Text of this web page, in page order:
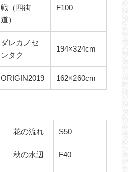
戦（四街
道）
F100
ダレカノセ
ンタク
194×324cm
ORIGIN2019 162×260cm
花の流れ S50
秋の水辺 F40